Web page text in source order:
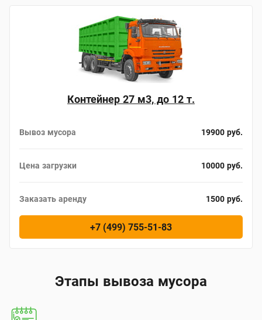
Контейнер 27 м3, до 12 т.
Вывоз мусора 19900 руб.
Цена загрузки 10000 руб.
Заказать аренду 1500 руб.
+7 (499) 755-51-83
Этапы вывоза мусора